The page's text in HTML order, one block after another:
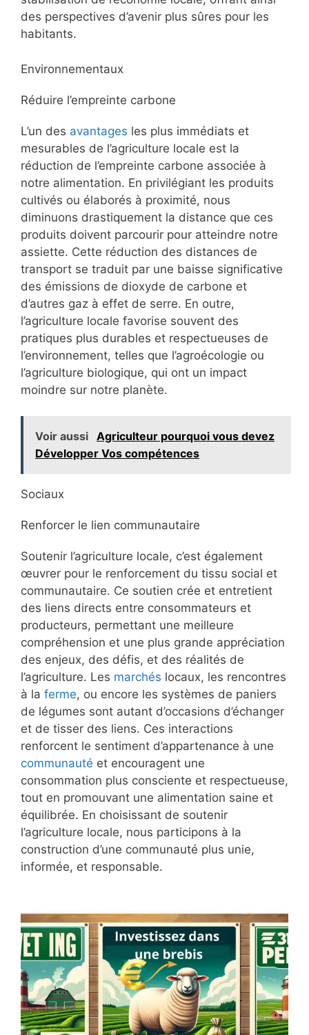
des perspectives d’avenir plus sûres pour les
habitants.
Environnementaux
Réduire l’empreinte carbone
L’un des avantages les plus immédiats et
mesurables de l’agriculture locale est la
réduction de l’empreinte carbone associée à
notre alimentation. En privilégiant les produits
cultivés ou élaborés à proximité, nous
diminuons drastiquement la distance que ces
produits doivent parcourir pour atteindre notre
assiette. Cette réduction des distances de
transport se traduit par une baisse significative
des émissions de dioxyde de carbone et
d’autres gaz à effet de serre. En outre,
l’agriculture locale favorise souvent des
pratiques plus durables et respectueuses de
l’environnement, telles que l’agroécologie ou
l’agriculture biologique, qui ont un impact
moindre sur notre planète.
Voir aussi Agriculteur pourquoi vous devez
Développer Vos compétences
Sociaux
Renforcer le lien communautaire
Soutenir l’agriculture locale, c’est également
œuvrer pour le renforcement du tissu social et
communautaire. Ce soutien crée et entretient
des liens directs entre consommateurs et
producteurs, permettant une meilleure
compréhension et une plus grande appréciation
des enjeux, des défis, et des réalités de
l’agriculture. Les marchés locaux, les rencontres
à la ferme, ou encore les systèmes de paniers
de légumes sont autant d’occasions d’échanger
et de tisser des liens. Ces interactions
renforcent le sentiment d’appartenance à une
communauté et encouragent une
consommation plus consciente et respectueuse,
tout en promouvant une alimentation saine et
équilibrée. En choisissant de soutenir
l’agriculture locale, nous participons à la
construction d’une communauté plus unie,
informée, et responsable.